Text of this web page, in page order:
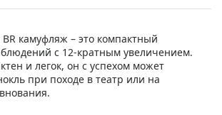
камуфляж – это компактный
с 12-кратным увеличением.
и легок, он с успехом может
при походе в театр или на